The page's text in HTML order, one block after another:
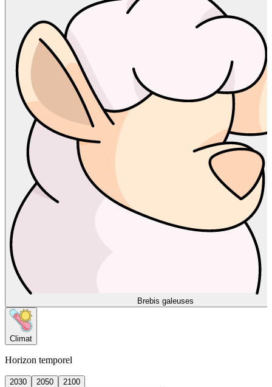
Brebis galeuses
Climat
Horizon temporel
2030 2050
2100